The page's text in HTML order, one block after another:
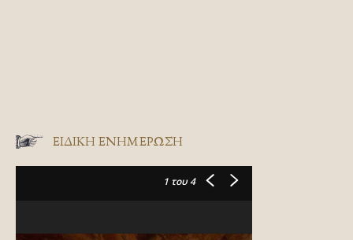
ΕΙΔΙΚΉ ΕΝΗΜΈΡΩΣΗ
1 του 4